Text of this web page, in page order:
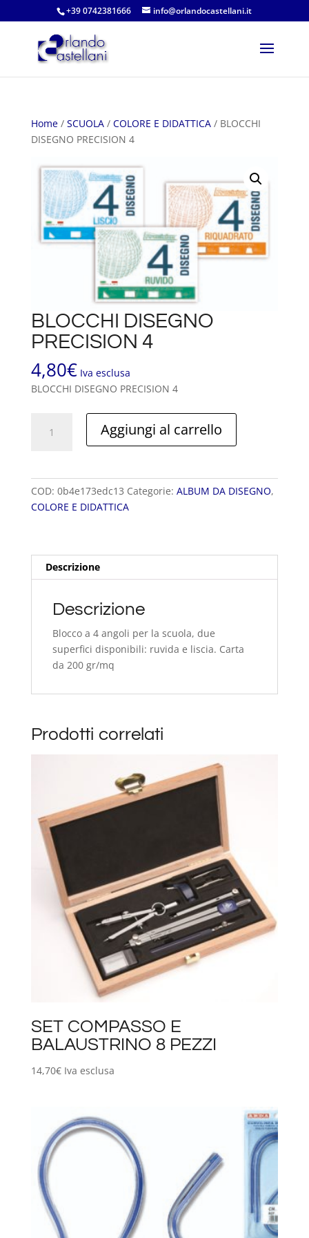
+39 0742381666 info@orlandocastellani.it
Home/ SCUOLA/ COLORE E DIDATTICA/ BLOCCHI
DISEGNO PRECISION 4
BLOCCHI DISEGNO
PRECISION 4
4,80€ Iva esclusa
BLOCCHI DISEGNO PRECISION 4
DISEGNO
quantità
Aggiungi al carrello
COD: 0b4e173edc13 Categorie: ALBUM DA DISEGNO,
COLORE E DIDATTICA
Descrizione
Descrizione
Blocco a 4 angoli per la scuola, due
superfici disponibili: ruvida e liscia. Carta
da 200 gr/mq
Prodotti correlati
SET COMPASSO E
BALAUSTRINO 8 PEZZI
14,70€ Iva esclusa